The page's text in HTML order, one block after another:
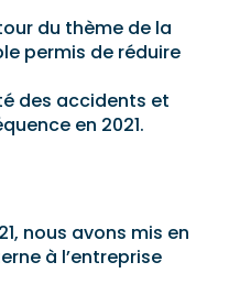
du thème de la
permis de réduire
des accidents et
en 2021.
nous avons mis en
à l’entreprise